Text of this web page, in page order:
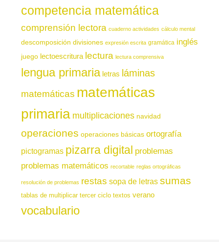
competencia matemática
comprensión lectora cuaderno actividades cálculo mental
descomposición divisiones expresión escrita gramática inglés
juego lectoescritura lectura lectura comprensiva
lengua primaria letras láminas
matemáticas matemáticas
primaria multiplicaciones navidad
operaciones operaciones básicas ortografía
pictogramas pizarra digital problemas
problemas matemáticos recortable reglas ortográficas
resolución de problemas restas sopa de letras sumas
tablas de multiplicar tercer ciclo textos verano
vocabulario